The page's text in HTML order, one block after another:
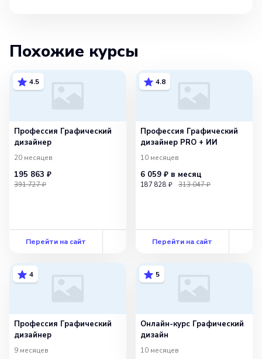
Похожие курсы
4.5
Профессия Графический
дизайнер
20 месяцев
195 863 ₽
391 727 ₽
Перейти на сайт
4.8
Профессия Графический
дизайнер PRO + ИИ
10 месяцев
6 059 ₽ в месяц
187 828 ₽ 313 047 ₽
Перейти на сайт
4
Профессия Графический
дизайнер
9 месяцев
5
Онлайн-курс Графический
дизайн
10 месяцев